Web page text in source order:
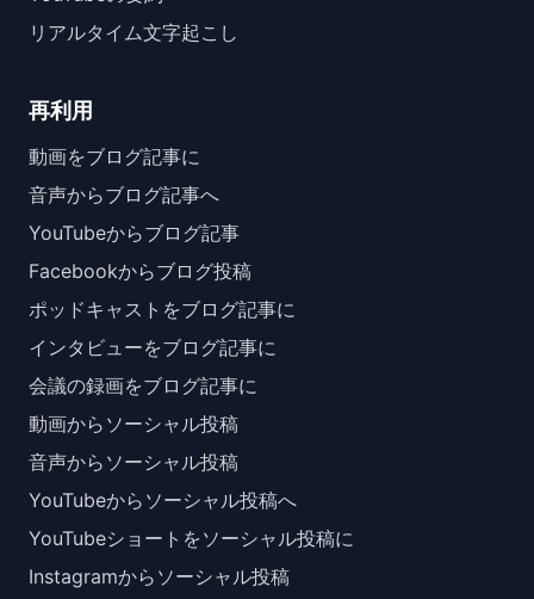
リアルタイム文字起こし
再利用
動画をブログ記事に
音声からブログ記事へ
YouTubeからブログ記事
Facebookからブログ投稿
ポッドキャストをブログ記事に
インタビューをブログ記事に
会議の録画をブログ記事に
動画からソーシャル投稿
音声からソーシャル投稿
YouTubeからソーシャル投稿へ
YouTubeショートをソーシャル投稿に
Instagramからソーシャル投稿